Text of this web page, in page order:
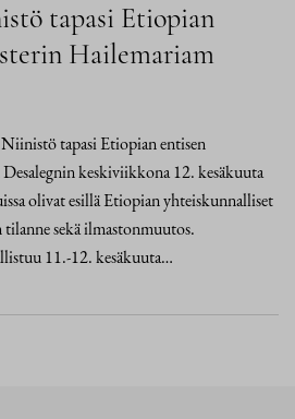
tapasi Etiopian
Hailemariam
tapasi Etiopian entisen
keskiviikkona 12. kesäkuuta
olivat esillä Etiopian yhteiskunnalliset
sekä ilmastonmuutos.
11.-12. kesäkuuta…